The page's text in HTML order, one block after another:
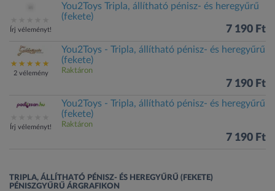
Írj véleményt!
You2Toys Tripla, állítható pénisz- és heregyűrű
(fekete)
7 190 Ft
2 vélemény
You2Toys - Tripla, állítható pénisz- és heregyűrű
(fekete)
Raktáron
7 190 Ft
Írj véleményt!
You2Toys - Tripla, állítható pénisz- és heregyűrű
(fekete)
Raktáron
7 190 Ft
TRIPLA, ÁLLÍTHATÓ PÉNISZ- ÉS HEREGYŰRŰ (FEKETE)
PÉNISZGYŰRŰ ÁRGRAFIKON